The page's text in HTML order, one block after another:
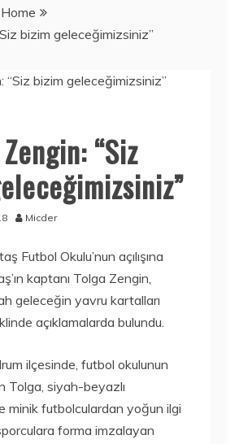
Home
bizim geleceğimizsiniz”
“Siz
Micder
Futbol Okulu’nun açılışına
kaptanı Tolga Zengin,
geleceğin yavru kartalları
açıklamalarda bulundu.
ilçesinde, futbol okulunun
Tolga, siyah-beyazlı
minik futbolculardan yoğun ilgi
forma imzalayan